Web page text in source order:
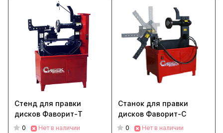
Стенд для правки
дисков Фаворит-Т
0
Нет в наличии
Станок для правки
дисков Фаворит-С
0
Нет в наличии